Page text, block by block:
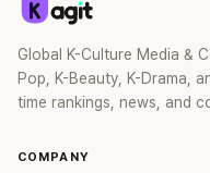
Global K-Culture Media &
Pop, K-Beauty, K-Drama,
time rankings, news, and
COMPANY